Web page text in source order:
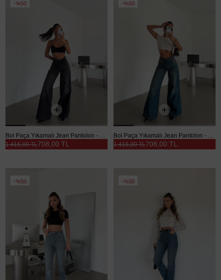
%50
708,00 TL
1.416,00 TL
%50
708,00 TL
1.416,00 TL
%50 %50